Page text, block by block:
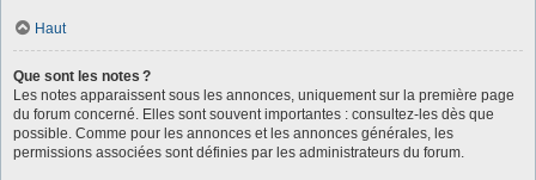
Haut
Que sont les notes ?
Les notes apparaissent sous les annonces, uniquement sur la première page
du forum concerné. Elles sont souvent importantes : consultez-les dès que
possible. Comme pour les annonces et les annonces générales, les
permissions associées sont définies par les administrateurs du forum.